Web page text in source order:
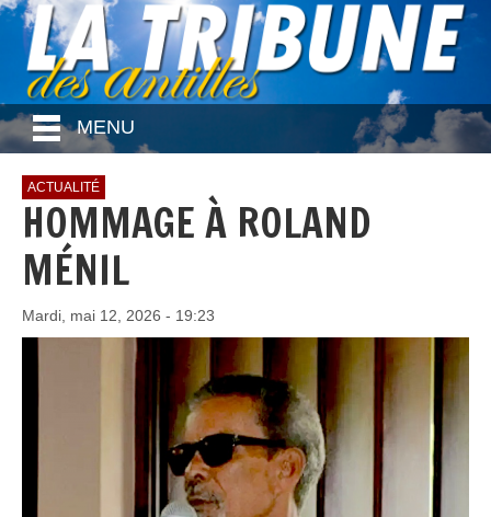
MENU
ACTUALITÉ
HOMMAGE À ROLAND
MÉNIL
Mardi, mai 12, 2026 - 19:23